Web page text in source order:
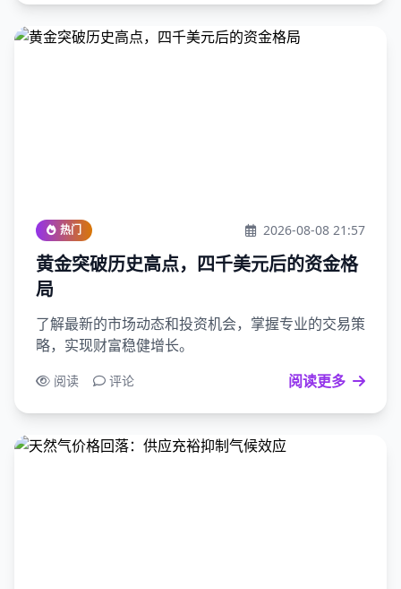
热门 2026-08-08 21:57
黄金突破历史高点，四千美元后的资金格
局
了解最新的市场动态和投资机会，掌握专业的交易策
略，实现财富稳健增长。
阅读 评论 阅读更多